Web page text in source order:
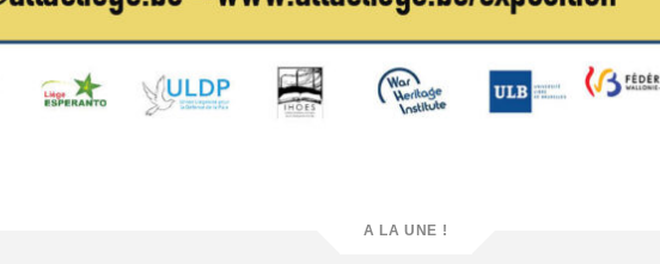
A LA UNE !